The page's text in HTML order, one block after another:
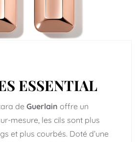
ESSENTIAL
de Guerlain offre un
mesure, les cils sont plus
et plus courbés. Doté d’une